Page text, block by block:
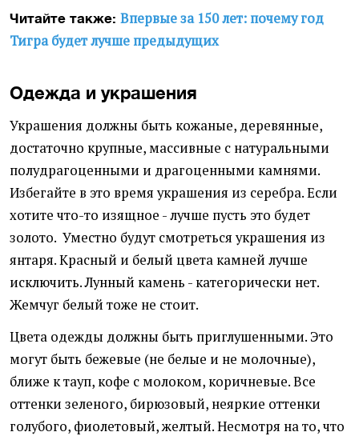
Читайте также: Впервые за 150 лет: почему год
Тигра будет лучше предыдущих
Одежда и украшения
Украшения должны быть кожаные, деревянные,
достаточно крупные, массивные с натуральными
полудрагоценными и драгоценными камнями.
Избегайте в это время украшения из серебра. Если
хотите что-то изящное - лучше пусть это будет
золото. Уместно будут смотреться украшения из
янтаря. Красный и белый цвета камней лучше
исключить. Лунный камень - категорически нет.
Жемчуг белый тоже не стоит.
Цвета одежды должны быть приглушенными. Это
могут быть бежевые (не белые и не молочные),
ближе к тауп, кофе с молоком, коричневые. Все
оттенки зеленого, бирюзовый, неяркие оттенки
голубого, фиолетовый, желтый. Несмотря на то, что